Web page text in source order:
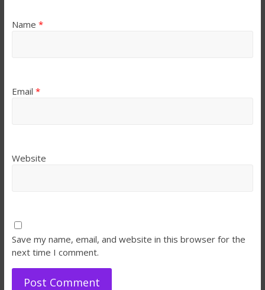
Name *
Email *
Website
Save my name, email, and website in this browser for the
next time I comment.